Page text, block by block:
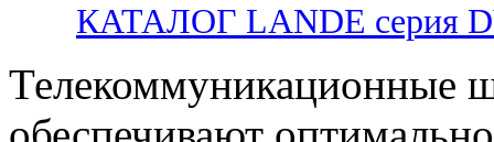
КАТАЛОГ LANDE серия
Телекоммуникационные